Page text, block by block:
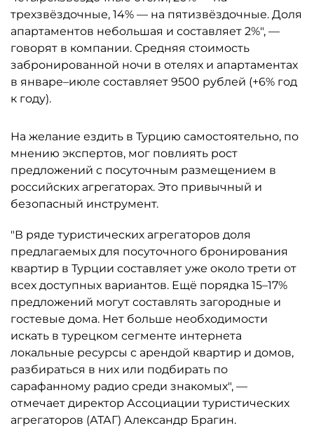
трехзвёздочные, 14% — на пятизвёздочные. Доля
апартаментов небольшая и составляет 2%", —
говорят в компании. Средняя стоимость
забронированной ночи в отелях и апартаментах
в январе–июле составляет 9500 рублей (+6% год
к году).
На желание ездить в Турцию самостоятельно, по
мнению экспертов, мог повлиять рост
предложений с посуточным размещением в
российских агрегаторах. Это привычный и
безопасный инструмент.
"В ряде туристических агрегаторов доля
предлагаемых для посуточного бронирования
квартир в Турции составляет уже около трети от
всех доступных вариантов. Ещё порядка 15–17%
предложений могут составлять загородные и
гостевые дома. Нет больше необходимости
искать в турецком сегменте интернета
локальные ресурсы с арендой квартир и домов,
разбираться в них или подбирать по
сарафанному радио среди знакомых", —
отмечает директор Ассоциации туристических
агрегаторов (АТАГ) Александр Брагин.